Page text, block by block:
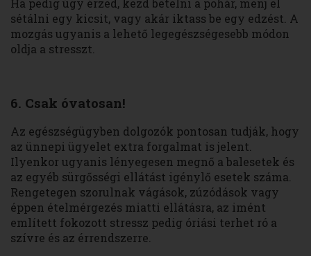
Ha pedig úgy érzed, kezd betelni a pohár, menj el
sétálni egy kicsit, vagy akár iktass be egy edzést. A
mozgás ugyanis a lehető legegészségesebb módon
oldja a stresszt.
6. Csak óvatosan!
Az egészségügyben dolgozók pontosan tudják, hogy
az ünnepi ügyelet extra forgalmat is jelent.
Ilyenkor ugyanis lényegesen megnő a balesetek és
az egyéb sürgősségi ellátást igénylő esetek száma.
Rengetegen szorulnak vágások, zúzódások vagy
éppen ételmérgezés miatti ellátásra, az imént
említett fokozott stressz pedig óriási terhet ró a
szívre és az érrendszerre.